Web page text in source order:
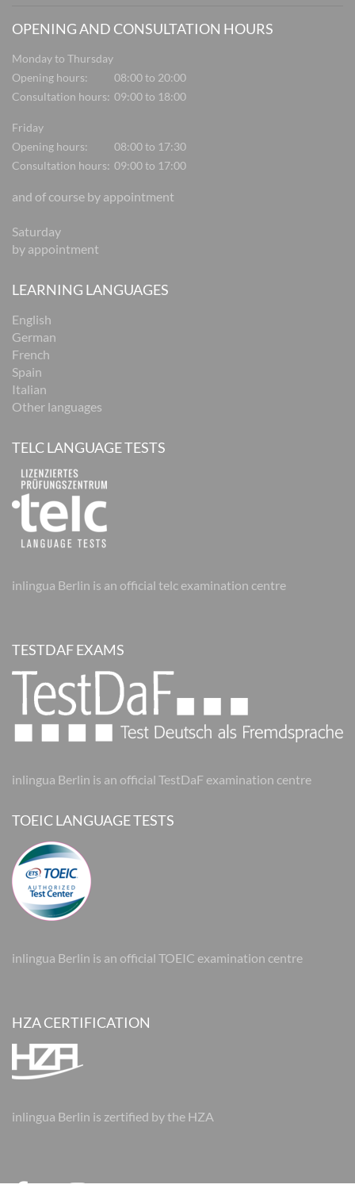
OPENING AND CONSULTATION HOURS
Monday to Thursday
Opening hours:
08:00 to 20:00
Consultation hours: 09:00 to 18:00
Friday
Opening hours:
08:00 to 17:30
Consultation hours: 09:00 to 17:00
and of course by appointment
Saturday
by appointment
LEARNING LANGUAGES
English
German
French
Spain
Italian
Other languages
TELC LANGUAGE TESTS
inlingua Berlin is an official telc examination centre
TESTDAF EXAMS
inlingua Berlin is an official TestDaF examination centre
TOEIC LANGUAGE TESTS
inlingua Berlin is an official TOEIC examination centre
HZA CERTIFICATION
inlingua Berlin is zertified by the HZA